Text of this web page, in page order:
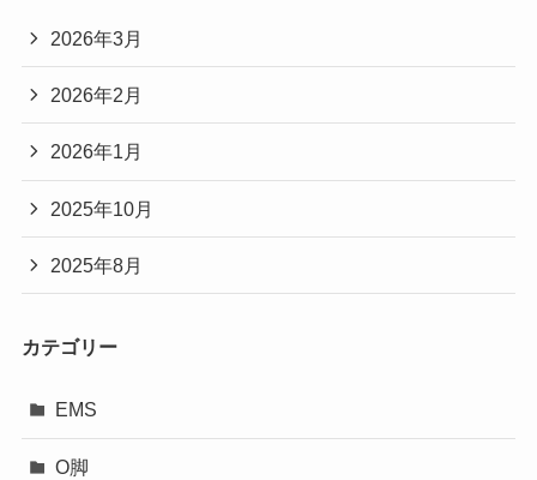
2026年3月
2026年2月
2026年1月
2025年10月
2025年8月
カテゴリー
EMS
O脚